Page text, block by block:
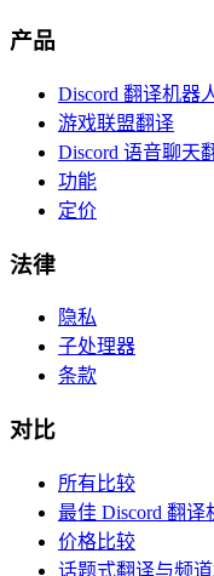
产品
Discord 翻译机器
游戏联盟翻译
Discord 语音聊天
功能
定价
法律
隐私
子处理器
条款
对比
所有比较
最佳 Discord 翻译
价格比较
话题式翻译与频